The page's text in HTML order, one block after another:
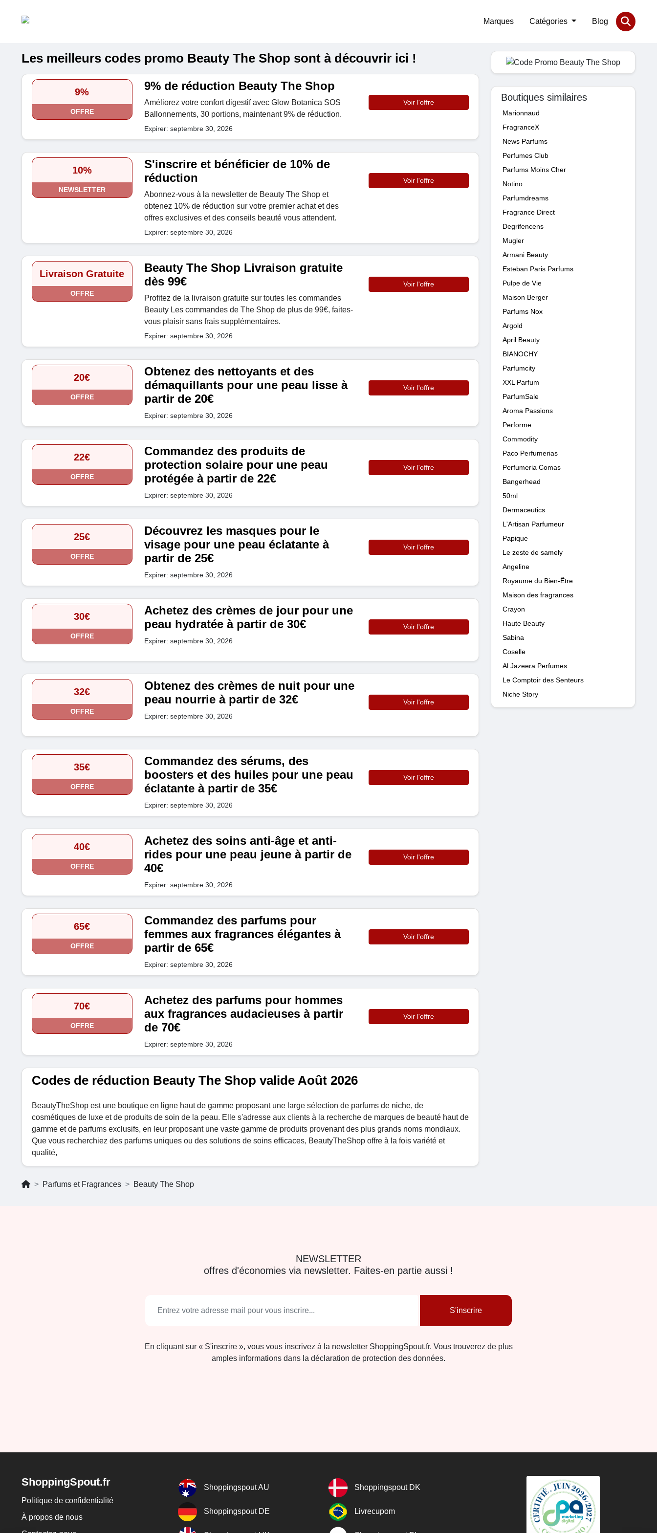
Marques Catégories Blog
Les meilleurs codes promo Beauty The Shop sont à découvrir ici !
9%
OFFRE
9% de réduction Beauty The Shop
Améliorez votre confort digestif avec Glow Botanica SOS
Ballonnements, 30 portions, maintenant 9% de réduction.
Expirer: septembre 30, 2026
Voir l'offre
10%
NEWSLETTER
S'inscrire et bénéficier de 10% de
réduction
Abonnez-vous à la newsletter de Beauty The Shop et
obtenez 10% de réduction sur votre premier achat et des
offres exclusives et des conseils beauté vous attendent.
Expirer: septembre 30, 2026
Voir l'offre
Livraison Gratuite
OFFRE
Beauty The Shop Livraison gratuite
dès 99€
Profitez de la livraison gratuite sur toutes les commandes
Beauty Les commandes de The Shop de plus de 99€, faites-
vous plaisir sans frais supplémentaires.
Expirer: septembre 30, 2026
Voir l'offre
20€
OFFRE
Obtenez des nettoyants et des
démaquillants pour une peau lisse à
partir de 20€
Expirer: septembre 30, 2026
Voir l'offre
22€
OFFRE
Commandez des produits de
protection solaire pour une peau
protégée à partir de 22€
Expirer: septembre 30, 2026
Voir l'offre
25€
OFFRE
Découvrez les masques pour le
visage pour une peau éclatante à
partir de 25€
Expirer: septembre 30, 2026
Voir l'offre
30€
OFFRE
Achetez des crèmes de jour pour une
peau hydratée à partir de 30€
Expirer: septembre 30, 2026
Voir l'offre
32€
OFFRE
Obtenez des crèmes de nuit pour une
peau nourrie à partir de 32€
Expirer: septembre 30, 2026
Voir l'offre
35€
OFFRE
Commandez des sérums, des
boosters et des huiles pour une peau
éclatante à partir de 35€
Expirer: septembre 30, 2026
Voir l'offre
40€
OFFRE
Achetez des soins anti-âge et anti-
rides pour une peau jeune à partir de
40€
Expirer: septembre 30, 2026
Voir l'offre
65€
OFFRE
Commandez des parfums pour
femmes aux fragrances élégantes à
partir de 65€
Expirer: septembre 30, 2026
Voir l'offre
70€
OFFRE
Achetez des parfums pour hommes
aux fragrances audacieuses à partir
de 70€
Expirer: septembre 30, 2026
Voir l'offre
Codes de réduction Beauty The Shop valide Août 2026
BeautyTheShop est une boutique en ligne haut de gamme proposant une large sélection de parfums de niche, de
cosmétiques de luxe et de produits de soin de la peau. Elle s'adresse aux clients à la recherche de marques de beauté haut de
gamme et de parfums exclusifs, en leur proposant une vaste gamme de produits provenant des plus grands noms mondiaux.
Que vous recherchiez des parfums uniques ou des solutions de soins efficaces, BeautyTheShop offre à la fois variété et
qualité,
Boutiques similaires
Marionnaud
FragranceX
News Parfums
Perfumes Club
Parfums Moins Cher
Notino
Parfumdreams
Fragrance Direct
Degrifencens
Mugler
Armani Beauty
Esteban Paris Parfums
Pulpe de Vie
Maison Berger
Parfums Nox
Argold
April Beauty
BIANOCHY
Parfumcity
XXL Parfum
ParfumSale
Aroma Passions
Performe
Commodity
Paco Perfumerias
Perfumeria Comas
Bangerhead
50ml
Dermaceutics
L'Artisan Parfumeur
Papique
Le zeste de samely
Angeline
Royaume du Bien-Être
Maison des fragrances
Crayon
Haute Beauty
Sabina
Coselle
Al Jazeera Perfumes
Le Comptoir des Senteurs
Niche Story
Parfums et Fragrances Beauty The Shop
NEWSLETTER
offres d'économies via newsletter. Faites-en partie aussi !
S'inscrire
En cliquant sur « S'inscrire », vous vous inscrivez à la newsletter ShoppingSpout.fr. Vous trouverez de plus
amples informations dans la déclaration de protection des données.
ShoppingSpout.fr
Politique de confidentialité
À propos de nous
Shoppingspout AU Shoppingspout DK
Shoppingspout DE Livrecupom